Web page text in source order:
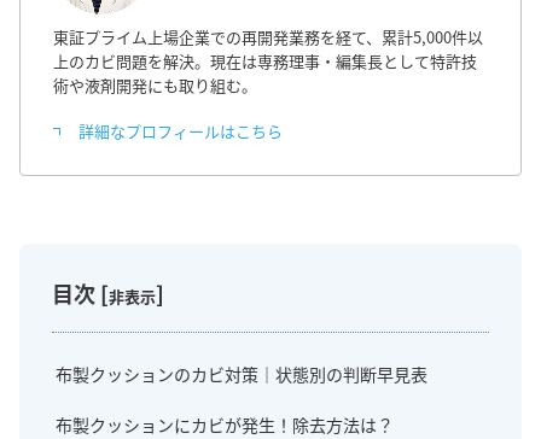
東証プライム上場企業での再開発業務を経て、累計5,000件以
上のカビ問題を解決。現在は専務理事・編集長として特許技
術や液剤開発にも取り組む。
詳細なプロフィールはこちら
目次[非表示]
布製クッションのカビ対策｜状態別の判断早見表
布製クッションにカビが発生！除去方法は？